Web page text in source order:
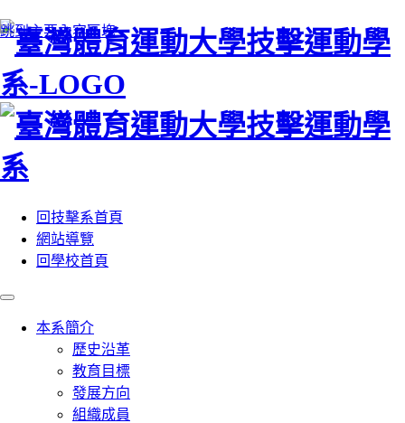
跳到主要內容區塊
:::
回技擊系首頁
網站導覽
回學校首頁
本系簡介
歷史沿革
教育目標
發展方向
組織成員